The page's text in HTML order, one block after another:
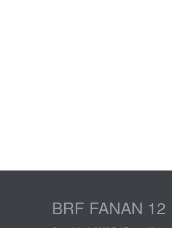
BRF FANAN 12